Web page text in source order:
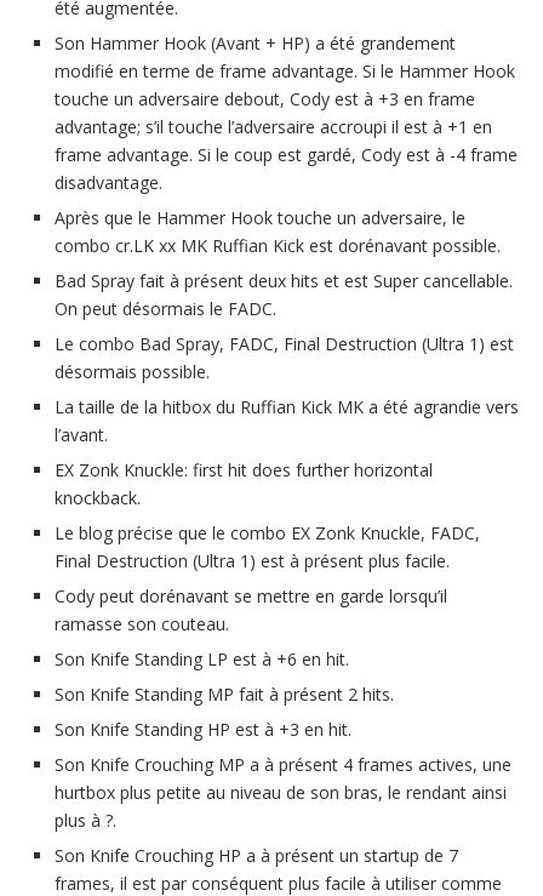
été augmentée.
Son Hammer Hook (Avant + HP) a été grandement
modifié en terme de frame advantage. Si le Hammer Hook
touche un adversaire debout, Cody est à +3 en frame
advantage; s’il touche l’adversaire accroupi il est à +1 en
frame advantage. Si le coup est gardé, Cody est à -4 frame
disadvantage.
Après que le Hammer Hook touche un adversaire, le
combo cr.LK xx MK Ruffian Kick est dorénavant possible.
Bad Spray fait à présent deux hits et est Super cancellable.
On peut désormais le FADC.
Le combo Bad Spray, FADC, Final Destruction (Ultra 1) est
désormais possible.
La taille de la hitbox du Ruffian Kick MK a été agrandie vers
l’avant.
EX Zonk Knuckle: first hit does further horizontal
knockback.
Le blog précise que le combo EX Zonk Knuckle, FADC,
Final Destruction (Ultra 1) est à présent plus facile.
Cody peut dorénavant se mettre en garde lorsqu’il
ramasse son couteau.
Son Knife Standing LP est à +6 en hit.
Son Knife Standing MP fait à présent 2 hits.
Son Knife Standing HP est à +3 en hit.
Son Knife Crouching MP a à présent 4 frames actives, une
hurtbox plus petite au niveau de son bras, le rendant ainsi
plus à ?.
Son Knife Crouching HP a à présent un startup de 7
frames, il est par conséquent plus facile à utiliser comme